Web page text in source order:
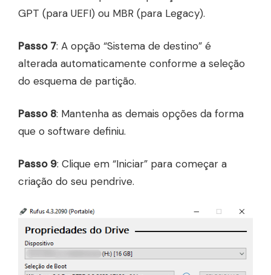
GPT (para UEFI) ou MBR (para Legacy).
Passo 7: A opção “Sistema de destino” é
alterada automaticamente conforme a seleção
do esquema de partição.
Passo 8: Mantenha as demais opções da forma
que o software definiu.
Passo 9: Clique em “Iniciar” para começar a
criação do seu pendrive.